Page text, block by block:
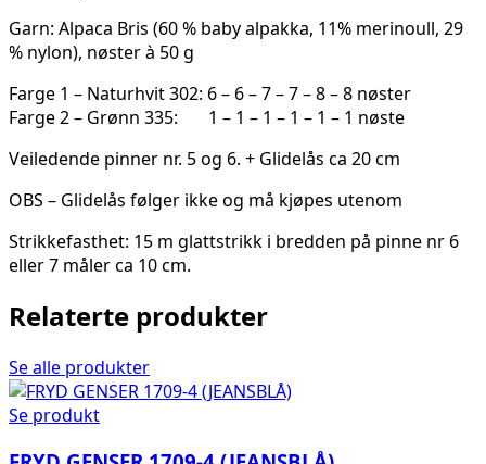
Garn: Alpaca Bris (60 % baby alpakka, 11% merinoull, 29
% nylon), nøster à 50 g
Farge 1 – Naturhvit 302: 6 – 6 – 7 – 7 – 8 – 8 nøster
Farge 2 – Grønn 335: 1 – 1 – 1 – 1 – 1 – 1 nøste
Veiledende pinner nr. 5 og 6. + Glidelås ca 20 cm
OBS – Glidelås følger ikke og må kjøpes utenom
Strikkefasthet: 15 m glattstrikk i bredden på pinne nr 6
eller 7 måler ca 10 cm.
Relaterte produkter
Se alle produkter
Se produkt